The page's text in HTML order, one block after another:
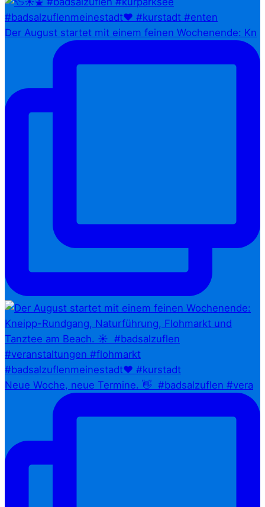
Der August startet mit einem feinen Wochenende: Kn
Neue Woche, neue Termine. 👋⁠ ⁠ #badsalzuflen #vera